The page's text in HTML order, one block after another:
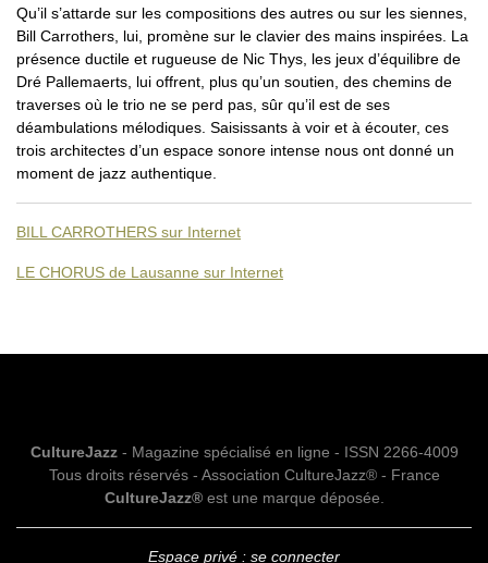
Qu’il s’attarde sur les compositions des autres ou sur les siennes,
Bill Carrothers, lui, promène sur le clavier des mains inspirées. La
présence ductile et rugueuse de Nic Thys, les jeux d’équilibre de
Dré Pallemaerts, lui offrent, plus qu’un soutien, des chemins de
traverses où le trio ne se perd pas, sûr qu’il est de ses
déambulations mélodiques. Saisissants à voir et à écouter, ces
trois architectes d’un espace sonore intense nous ont donné un
moment de jazz authentique.
BILL CARROTHERS sur Internet
LE CHORUS de Lausanne sur Internet
CultureJazz- Magazine spécialisé en ligne - ISSN 2266-4009
Tous droits réservés - Association CultureJazz® - France
CultureJazz®est une marque déposée.
Espace privé : se connecter